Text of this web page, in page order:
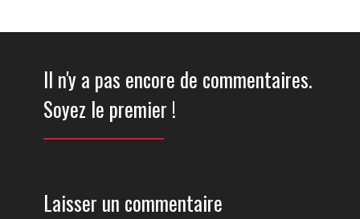
Il n'y a pas encore de commentaires.
Soyez le premier !
Laisser un commentaire